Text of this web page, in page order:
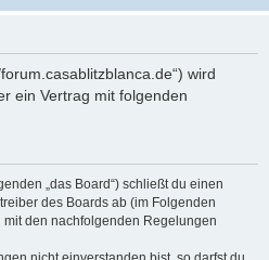
wird
ein Vertrag mit folgenden
„das Board“) schließt du einen
des Boards ab (im Folgenden
mit den nachfolgenden Regelungen